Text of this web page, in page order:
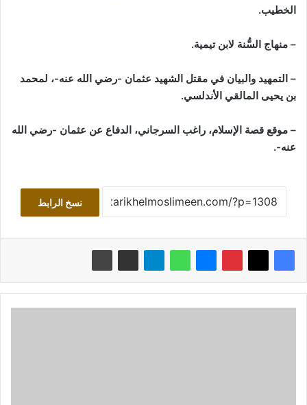
الخطيب.
– منهاج السُّنة لابن تيمية.
– التمهيد والبيان في مقتل الشهيد عثمان -رضي الله عنه-، لمحمد
بن يحيى المالقي الأندلسي.
– موقع قصة الإسلام، راغب السرجاني، الدفاع عن عثمان -رضي الله
عنه-.
نسخ الرابط